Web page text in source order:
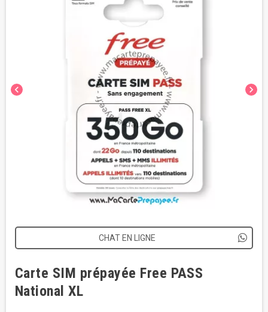
chevron_left chevron_right
CHAT EN LIGNE
Carte SIM prépayée Free PASS
National XL